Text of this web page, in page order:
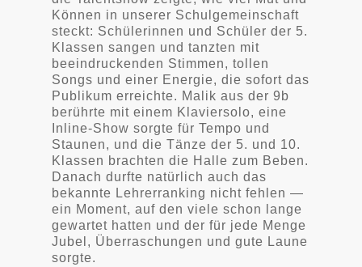
Können in unserer Schulgemeinschaft
steckt: Schülerinnen und Schüler der 5.
Klassen sangen und tanzten mit
beeindruckenden Stimmen, tollen
Songs und einer Energie, die sofort das
Publikum erreichte. Malik aus der 9b
berührte mit einem Klaviersolo, eine
Inline-Show sorgte für Tempo und
Staunen, und die Tänze der 5. und 10.
Klassen brachten die Halle zum Beben.
Danach durfte natürlich auch das
bekannte Lehrerranking nicht fehlen —
ein Moment, auf den viele schon lange
gewartet hatten und der für jede Menge
Jubel, Überraschungen und gute Laune
sorgte.